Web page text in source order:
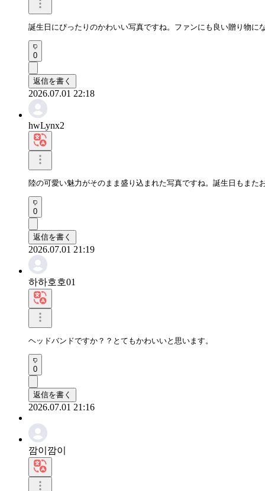
誕生日にぴったりのかわいい写真ですね。ファンにも良い贈り物に
0
返信を書く
2026.07.01 22:18
hwLynx2
陸の可愛い魅力がそのまま盛り込まれた写真ですね。誕生日もまた
0
返信を書く
2026.07.01 21:19
하하호호01
ヘッドバンドですか？？とてもかわいいと思います。
0
返信を書く
2026.07.01 21:16
깜이깜이